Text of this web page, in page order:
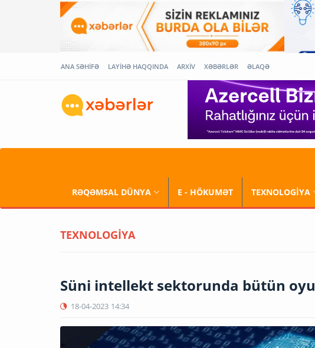
ANA SƏHİFƏ LAYİHƏ HAQQINDA ARXİV XƏBƏRLƏR ƏLAQƏ
RƏQƏMSAL DÜNYA E - HÖKUMƏT TEXNOLOGİYA
TEXNOLOGİYA
Süni intellekt sektorunda bütün
18-04-2023 14:34